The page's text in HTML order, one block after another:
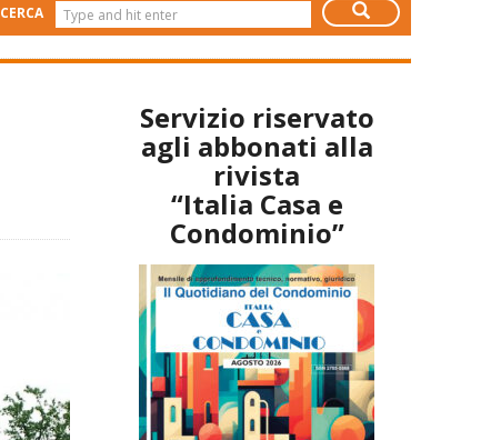
CERCA
Servizio riservato
agli abbonati alla
rivista
“Italia Casa e
Condominio”